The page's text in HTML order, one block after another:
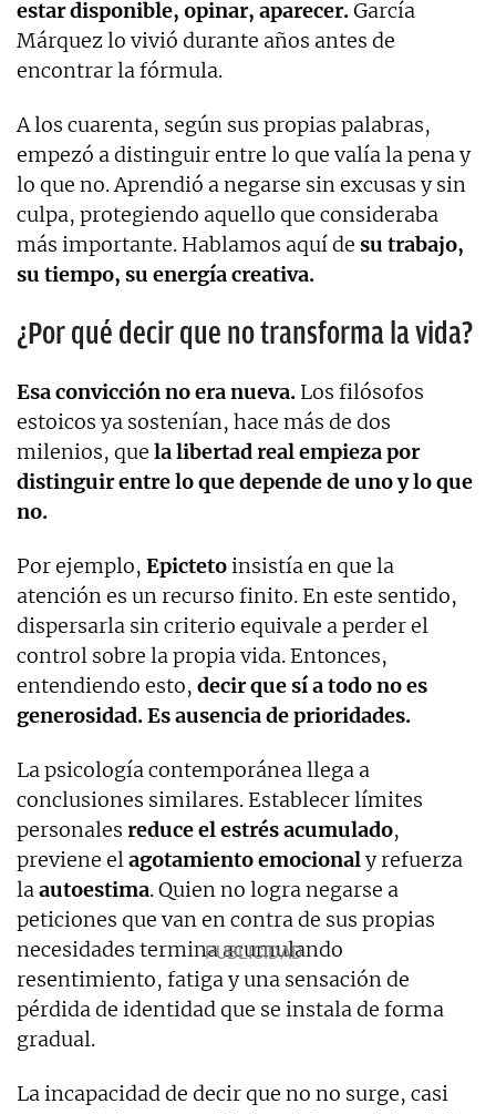
estar disponible, opinar, aparecer.García
Márquez lo vivió durante años antes de
encontrar la fórmula.
A los cuarenta, según sus propias palabras,
empezó a distinguir entre lo que valía la pena y
lo que no. Aprendió a negarse sin excusas y sin
culpa, protegiendo aquello que consideraba
más importante. Hablamos aquí de su trabajo,
su tiempo, su energía creativa.
¿Por qué decir que no transforma la vida?
Esa convicción no era nueva. Los filósofos
estoicos ya sostenían, hace más de dos
milenios, que la libertad real empieza por
distinguir entre lo que depende de uno y lo que
no.
Por ejemplo, Epictetoinsistía en que la
atención es un recurso finito. En este sentido,
dispersarla sin criterio equivale a perder el
control sobre la propia vida. Entonces,
entendiendo esto, decir que sí a todo no es
generosidad. Es ausencia de prioridades.
La psicología contemporánea llega a
conclusiones similares. Establecer límites
personales reduce el estrés acumulado,
previene elagotamiento emocionaly refuerza
laautoestima. Quien no logra negarse a
peticiones que van en contra de sus propias
necesidades termina acumulando
resentimiento, fatiga y una sensación de
pérdida de identidad que se instala de forma
gradual.
La incapacidad de decir que no no surge, casi